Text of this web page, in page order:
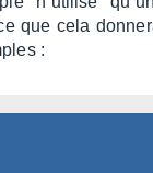
que cela
: